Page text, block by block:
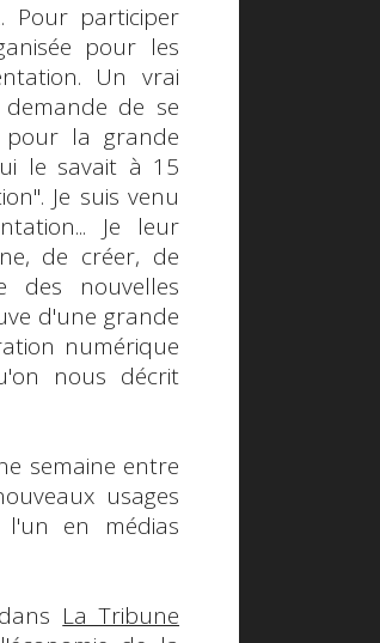
Pour participer
pour les
Un vrai
de se
pour la grande
le savait à 15
Je suis venu
Je leur
de créer, de
des nouvelles
d'une grande
numérique
nous décrit
semaine entre
usages
l'un en médias
La Tribune